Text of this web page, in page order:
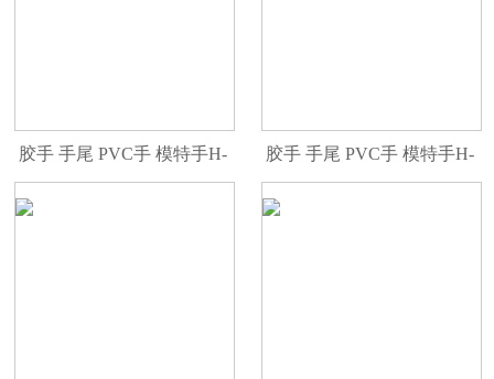
胶手 手尾 PVC手 模特手H-
148CL-R
胶手 手尾 PVC手 模特手H-
149L-R